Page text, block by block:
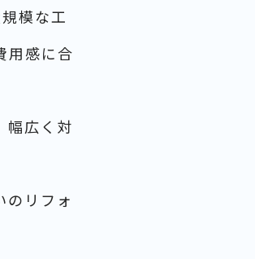
模な工
用感に合
幅広く対
のリフォ